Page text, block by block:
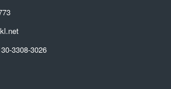
3308-3026